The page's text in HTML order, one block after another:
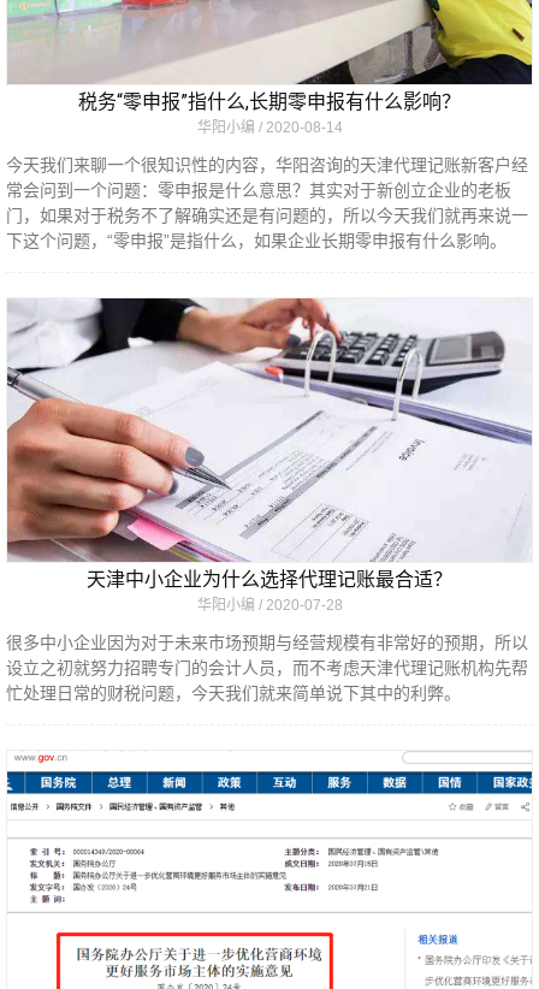
税务“零申报”指什么,长期零申报有什么影响？
华阳小编 2020-08-14
今天我们来聊一个很知识性的内容，华阳咨询的天津代理记账新客户经
常会问到一个问题：零申报是什么意思？其实对于新创立企业的老板
门，如果对于税务不了解确实还是有问题的，所以今天我们就再来说一
下这个问题，“零申报”是指什么，如果企业长期零申报有什么影响。
天津中小企业为什么选择代理记账最合适？
华阳小编 2020-07-28
很多中小企业因为对于未来市场预期与经营规模有非常好的预期，所以
设立之初就努力招聘专门的会计人员，而不考虑天津代理记账机构先帮
忙处理日常的财税问题，今天我们就来简单说下其中的利弊。